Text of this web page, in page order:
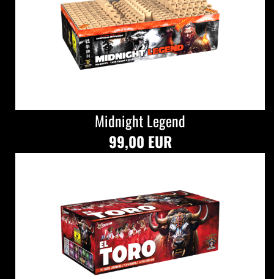
Midnight Legend
99,00 EUR